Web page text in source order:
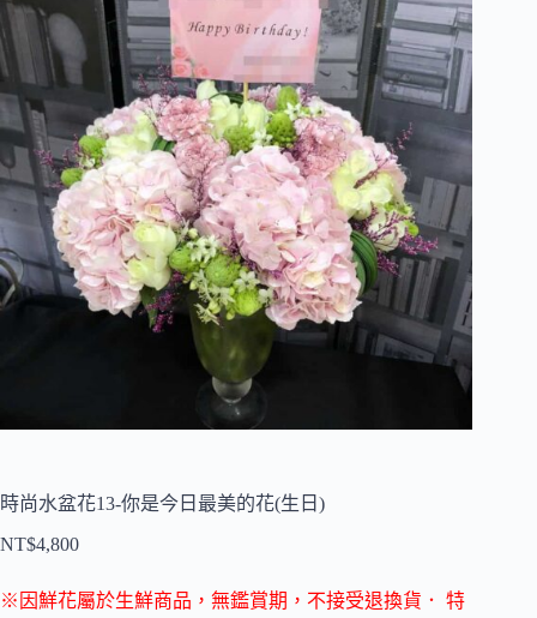
時尚水盆花13-你是今日最美的花(生日)
NT$4,800
※因鮮花屬於生鮮商品，無鑑賞期，不接受退換貨． 特